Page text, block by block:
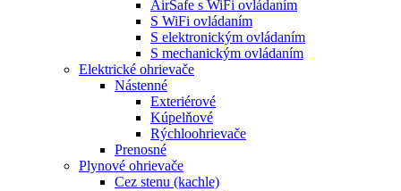
AirSafe s WiFi ovládaním
S WiFi ovládaním
S elektronickým ovládaním
S mechanickým ovládaním
Elektrické ohrievače
Nástenné
Exteriérové
Kúpelňové
Rýchloohrievače
Prenosné
Plynové ohrievače
Cez stenu (kachle)